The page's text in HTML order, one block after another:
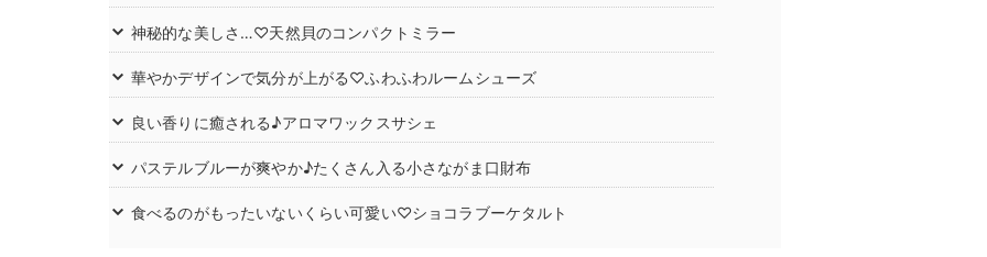
神秘的な美しさ…♡天然貝のコンパクトミラー
華やかデザインで気分が上がる♡ふわふわルームシューズ
良い香りに癒される♪アロマワックスサシェ
パステルブルーが爽やか♪たくさん入る小さながま口財布
食べるのがもったいないくらい可愛い♡ショコラブーケタルト